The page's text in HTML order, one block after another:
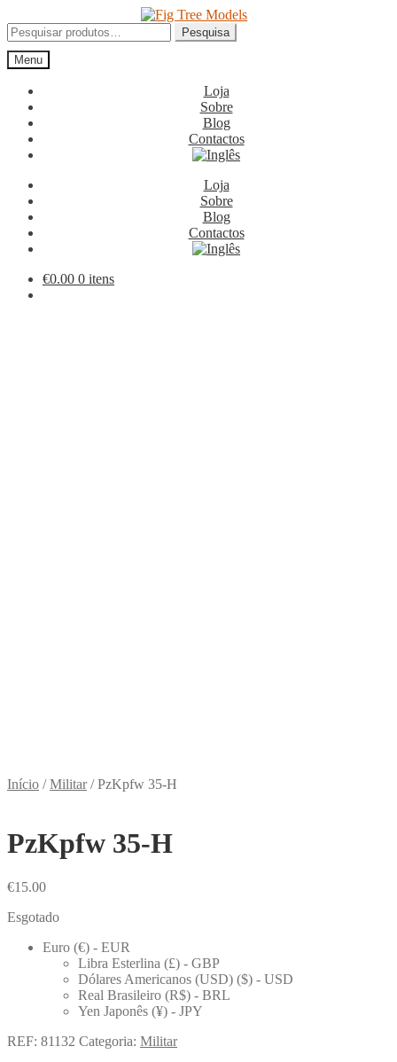
para
a
navegação
para
o
conteúdo
Pesquisar
por:
Pesquisa
Menu
Loja
Sobre
Blog
Contactos
Loja
Sobre
Blog
Contactos
€0.00 0 itens
Início /Militar/PzKpfw 35-H
PzKpfw 35-H
€15.00
Esgotado
Euro (€) - EUR
Libra Esterlina (£) - GBP
Dólares Americanos (USD) ($) - USD
Real Brasileiro (R$) - BRL
Yen Japonês (¥) - JPY
REF: 81132 Categoria: Militar